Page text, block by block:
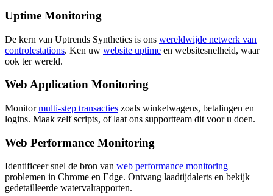
Uptime Monitoring
De kern van Uptrends Synthetics is ons wereldwijde netwerk van
controlestations. Ken uw website uptime en websitesnelheid, waar
ook ter wereld.
Web Application Monitoring
Monitormulti-step transacties zoals winkelwagens, betalingen en
logins. Maak zelf scripts, of laat ons supportteam dit voor u doen.
Web Performance Monitoring
Identificeer snel de bron van web performance monitoring
problemen in Chrome en Edge. Ontvang laadtijdalerts en bekijk
gedetailleerde watervalrapporten.